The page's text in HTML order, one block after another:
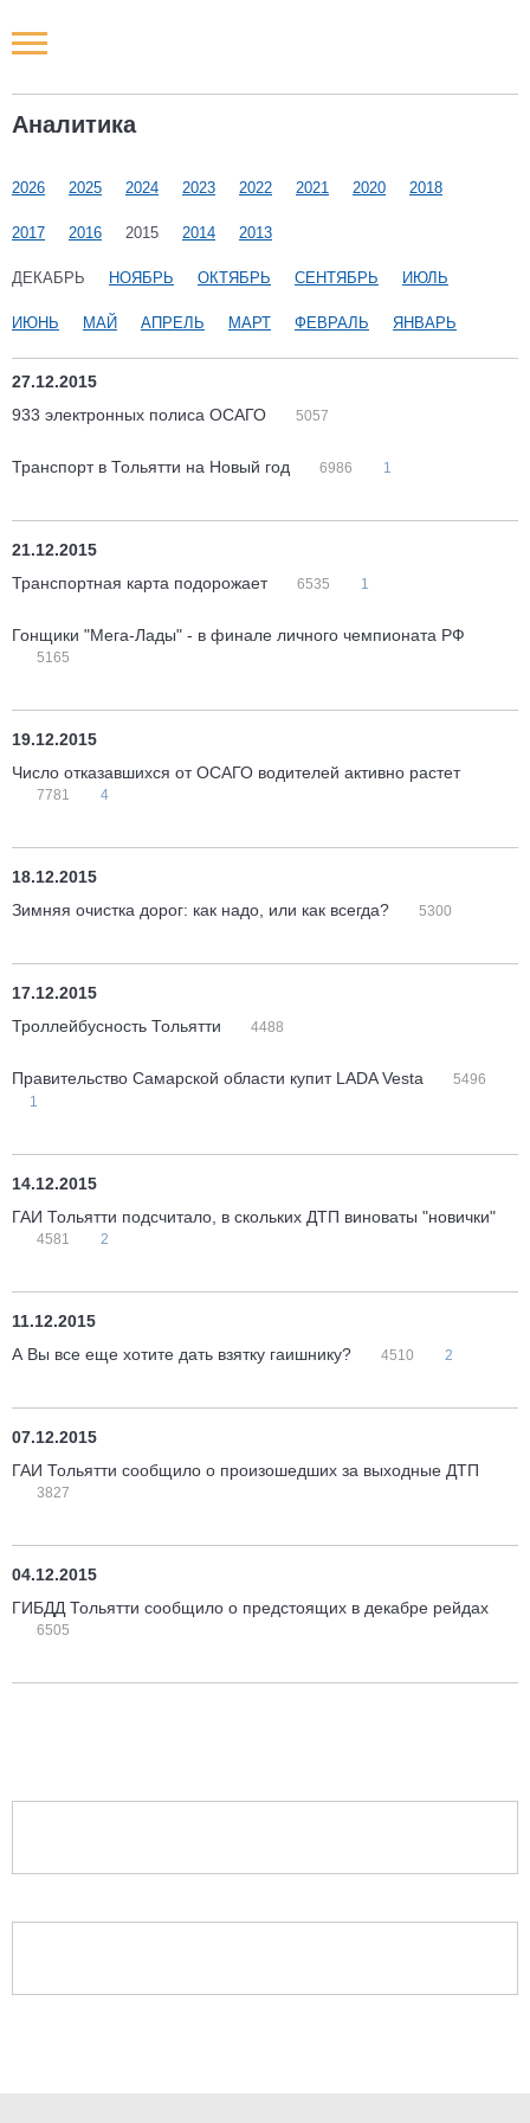
Аналитика
2026 2025 2024 2023 2022 2021 2020 2018
2017 2016 2015 2014 2013
ДЕКАБРЬ НОЯБРЬ ОКТЯБРЬ СЕНТЯБРЬ ИЮЛЬ
ИЮНЬ МАЙ АПРЕЛЬ МАРТ ФЕВРАЛЬ ЯНВАРЬ
27.12.2015
933 электронных полиса ОСАГО
5057
Транспорт в Тольятти на Новый год 6986 1
21.12.2015
Транспортная карта подорожает
6535 1
Гонщики "Мега-Лады" - в финале личного чемпионата РФ
5165
19.12.2015
Число отказавшихся от ОСАГО водителей активно растет
7781 4
18.12.2015
Зимняя очистка дорог: как надо, или как всегда?
5300
17.12.2015
Троллейбусность Тольятти
4488
Правительство Самарской области купит LADA Vesta
5496
1
14.12.2015
ГАИ Тольятти подсчитало, в скольких ДТП виноваты "новички"
4581 2
11.12.2015
А Вы все еще хотите дать взятку гаишнику?
4510 2
07.12.2015
ГАИ Тольятти сообщило о произошедших за выходные ДТП
3827
04.12.2015
ГИБДД Тольятти сообщило о предстоящих в декабре рейдах
6505
Новости РФ
Наши мероприятия
Статьи